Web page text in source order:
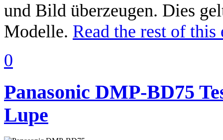
und Bild überzeugen. Dies
Modelle. Read the rest of this
0
Panasonic DMP-BD75
Lupe